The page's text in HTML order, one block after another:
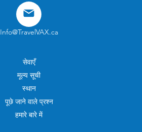
Info@TravelVAX.ca
सेवाएँ
मूल्य सूची
स्थान
पूछे जाने वाले प्रश्न
हमारे बारे में